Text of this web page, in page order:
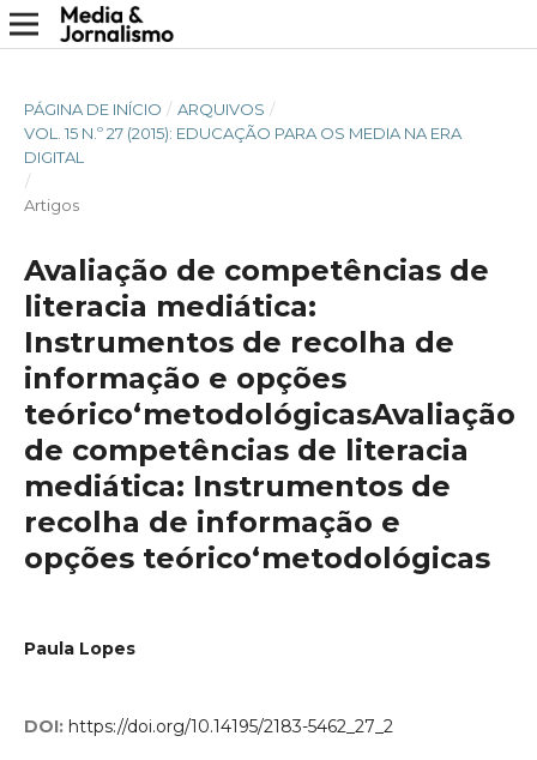
PÁGINA DE INÍCIO / ARQUIVOS /
VOL. 15 N.º 27 (2015): EDUCAÇÃO PARA OS MEDIA NA ERA
DIGITAL
/
Artigos
Avaliação de competências de
literacia mediática:
Instrumentos de recolha de
informação e opções
teórico‘metodológicasAvaliação
de competências de literacia
mediática: Instrumentos de
recolha de informação e
opções teórico‘metodológicas
Paula Lopes
DOI: https://doi.org/10.14195/2183-5462_27_2